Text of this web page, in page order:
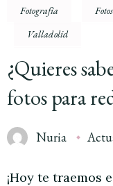
Fotografía
Valladolid
¿Quieres
fotos para
Nuria
¡Hoy te traemos